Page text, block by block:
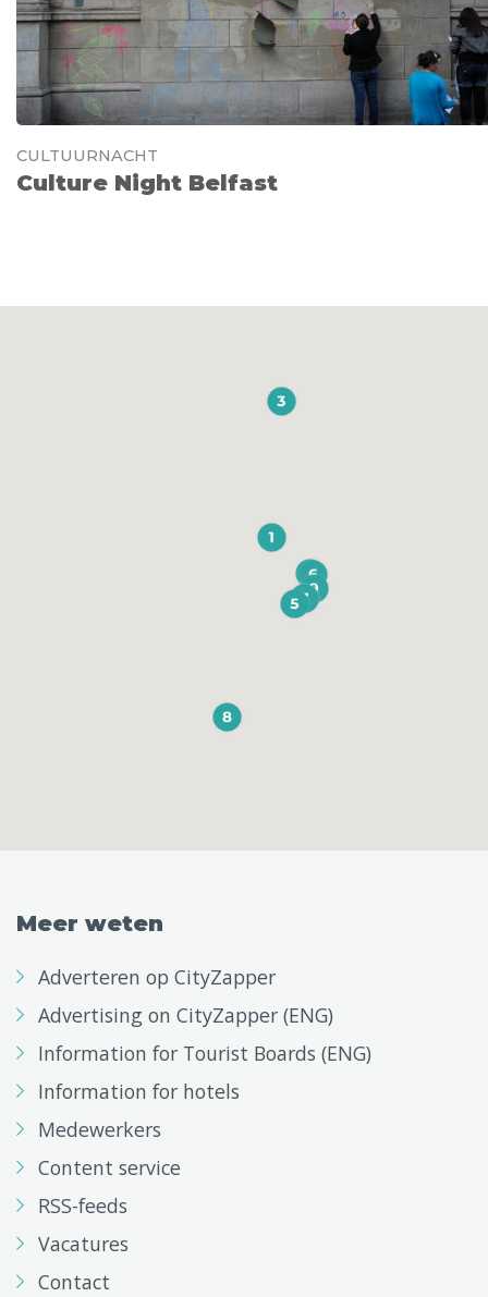
CULTUURNACHT
Culture Night Belfast
Meer weten
Adverteren op CityZapper
Advertising on CityZapper (ENG)
Information for Tourist Boards (ENG)
Information for hotels
Medewerkers
Content service
RSS-feeds
Vacatures
Contact